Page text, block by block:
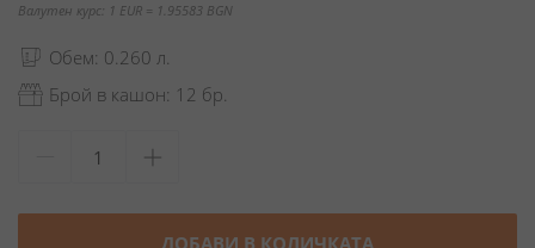
Валутен курс: 1 EUR = 1.95583 BGN
Обем: 0.260 л.
Брой в кашон: 12 бр.
ДОБАВИ В КОЛИЧКАТА